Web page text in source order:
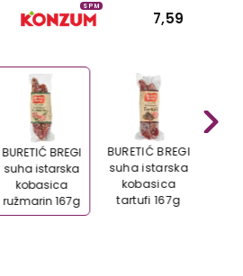
SPM
7,59
BURETIĆ BREGI
suha istarska
kobasica
ružmarin 167g
BURETIĆ BREGI
suha istarska
kobasica
tartufi 167g